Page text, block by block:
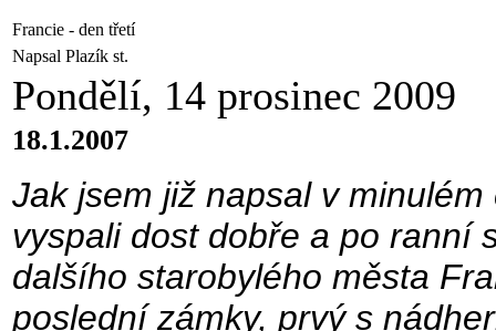
Francie - den třetí
Napsal Plazík st.
Pondělí, 14 prosinec 2009
18.1.2007
Jak jsem již napsal v
vyspali dost dobře a po ranní
dalšího starobylého města
poslední zámky, prvý s